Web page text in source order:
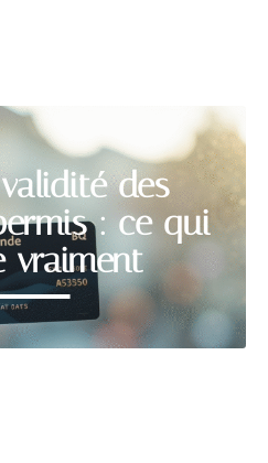
des
: ce qui
vraiment